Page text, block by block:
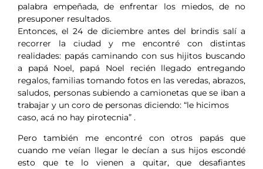
palabra empeñada, de enfrentar los miedos, de no
presuponer resultados.
Entonces, el 24 de diciembre antes del brindis salí a
recorrer la ciudad y me encontré con distintas
realidades: papás caminando con sus hijitos buscando
a papá Noel, papá Noel recién llegado entregando
regalos, familias tomando fotos en las veredas, abrazos,
saludos, personas subiendo a camionetas que se iban a
trabajar y un coro de personas diciendo: “le hicimos
caso, acá no hay pirotecnia” .
Pero también me encontré con otros papás que
cuando me veían llegar le decían a sus hijos escondé
esto que te lo vienen a quitar, que desafiantes